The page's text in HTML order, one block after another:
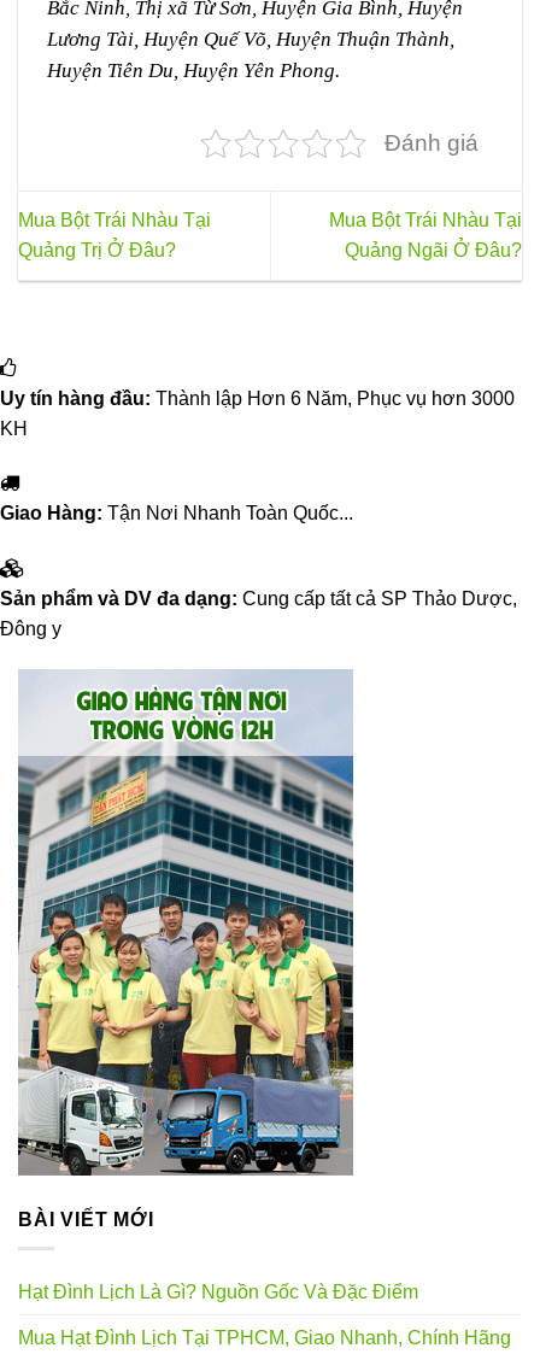
Bắc Ninh, Thị xã Từ Sơn, Huyện Gia Bình, Huyện
Lương Tài, Huyện Quế Võ, Huyện Thuận Thành,
Huyện Tiên Du, Huyện Yên Phong.
Đánh giá
Mua Bột Trái Nhàu Tại
Quảng Trị Ở Đâu?
Mua Bột Trái Nhàu Tại
Quảng Ngãi Ở Đâu?
Uy tín hàng đầu: Thành lập Hơn 6 Năm, Phục vụ hơn 3000
KH
Giao Hàng: Tận Nơi Nhanh Toàn Quốc...
Sản phẩm và DV đa dạng: Cung cấp tất cả SP Thảo Dược,
Đông y
BÀI VIẾT MỚI
Hạt Đình Lịch Là Gì? Nguồn Gốc Và Đặc Điểm
Mua Hạt Đình Lịch Tại TPHCM, Giao Nhanh, Chính Hãng